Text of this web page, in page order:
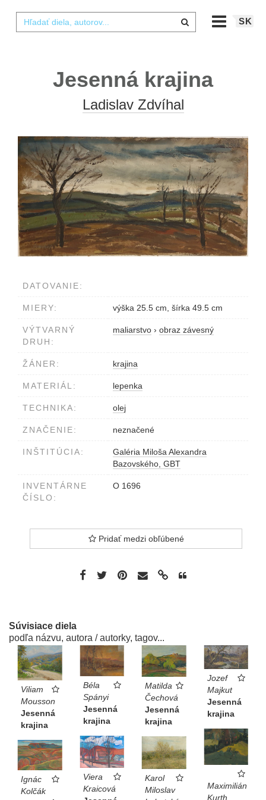
SK
Jesenná krajina
Ladislav Zdvíhal
DATOVANIE:
MIERY: výška 25.5 cm, šírka 49.5 cm
VÝTVARNÝ
DRUH:
maliarstvo › obraz závesný
ŽÁNER: krajina
MATERIÁL: lepenka
TECHNIKA: olej
ZNAČENIE: neznačené
INŠTITÚCIA:
Galéria Miloša Alexandra
Bazovského, GBT
INVENTÁRNE
ČÍSLO:
O 1696
Pridať medzi obľúbené
Súvisiace diela
podľa názvu, autora / autorky, tagov...
Viliam
Mousson
Jesenná
krajina
Béla
Spányi
Jesenná
krajina
Matilda
Čechová
Jesenná
krajina
Jozef
Majkut
Jesenná
krajina
Maximilián
Kurth
Viera
Kraicová
Karol
Miloslav
Ignác
Kolčák